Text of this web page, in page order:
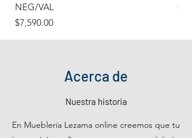
NEG/VAL
Precio
$7,590.00
Acerca de
Nuestra historia
En Mueblería Lezama online creemos que tu